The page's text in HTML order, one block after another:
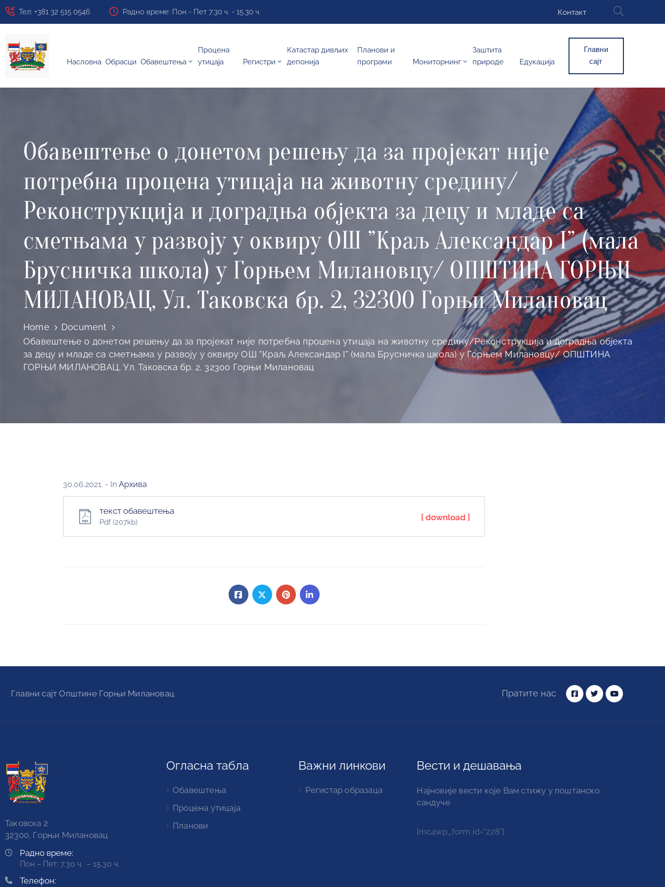
Тел: +381 32 515 0546 Радно време: Пон - Пет 7.30 ч. - 15.30 ч. Контакт
Насловна Обрасци Обавештења
Процена
утицаја
Регистри
Катастар дивљих
депонија
Планови и
програми
Мониторнинг
Заштита
природе
Едукација
Главни
сајт
Обавештење о донетом решењу да за пројекат није
потребна процена утицаја на животну средину/
Реконструкција и доградња објекта за децу и младе са
сметњама у развоју у оквиру ОШ ”Краљ Александар I” (мала
Брусничка школа) у Горњем Милановцу/ ОПШТИНА ГОРЊИ
МИЛАНОВАЦ, Ул. Таковска бр. 2, 32300 Горњи Милановац
Home
Document
Обавештење о донетом решењу да за пројекат није потребна процена утицаја на животну средину/Реконструкција и доградња објекта
за децу и младе са сметњама у развоју у оквиру ОШ ”Краљ Александар I” (мала Брусничка школа) у Горњем Милановцу/ ОПШТИНА
ГОРЊИ МИЛАНОВАЦ, Ул. Таковска бр. 2, 32300 Горњи Милановац
30.06.2021. - In Архива
текст обавештења
Pdf(207kb) [ download ]
Главни сајт Oпштине Горњи Милановац Пратите нас
Таковска 2
32300, Горњи Милановац
Радно време:
Пон – Пет: 7.30 ч. – 15.30 ч.
Телефон:
Огласна табла
Обавештења
Процена утицаја
Планови
Важни линкови
Регистар образаца
Вести и дешавања
Најновије вести које Вам стижу у поштанско
сандуче
[mc4wp_form id="228"]